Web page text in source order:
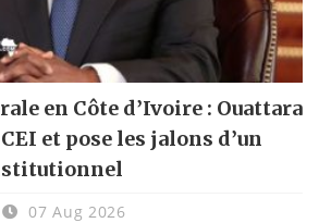
en Côte d’Ivoire : Ouattara
et pose les jalons d’un
07 Aug 2026